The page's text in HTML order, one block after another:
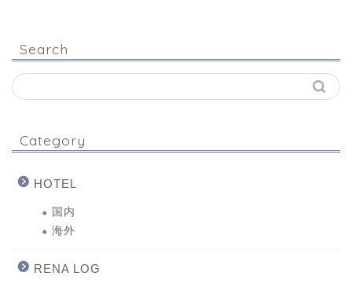
Search
Category
HOTEL
国内
海外
RENA LOG